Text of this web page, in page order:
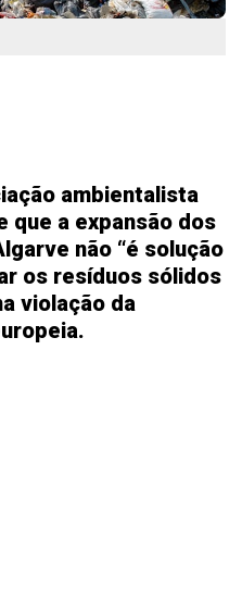
ambientalista
que a expansão dos
não “é solução
os resíduos sólidos
violação da